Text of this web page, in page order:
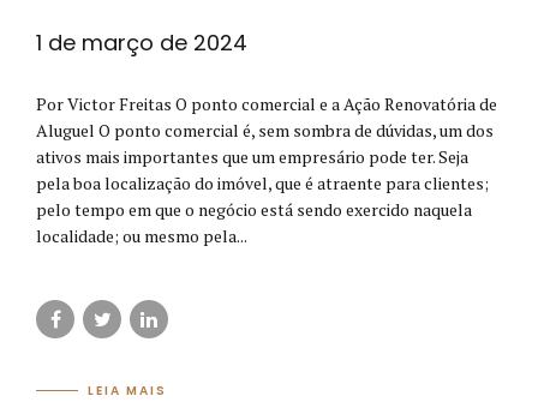
1 de março de 2024
Por Victor Freitas O ponto comercial e a Ação Renovatória de
Aluguel O ponto comercial é, sem sombra de dúvidas, um dos
ativos mais importantes que um empresário pode ter. Seja
pela boa localização do imóvel, que é atraente para clientes;
pelo tempo em que o negócio está sendo exercido naquela
localidade; ou mesmo pela...
LEIA MAIS